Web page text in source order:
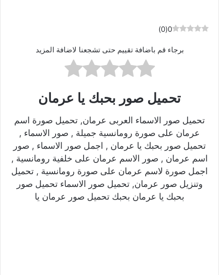
0
(
0
)
برجاء قم باضافة تقييم حتى تشجعنا لاضافة المزيد
تحميل صور بحبك يا عرمان
تحميل صور الاسماء العربى عرمان, تحميل صورة اسم
عرمان على صورة رومانسية جميلة , صور الاسماء ,
تحميل صور بحبك يا عرمان , اجمل صور الاسماء , صور
اسم عرمان , صور الاسم عرمان على خلفية رومانسية ,
اجمل صورة لاسم عرمان على صورة رومانسية , تحميل
وتنزيل صور عرمان, تحميل صور الاسماء تحميل صور
بحبك يا عرمان بحبك تحميل صور عرمان يا